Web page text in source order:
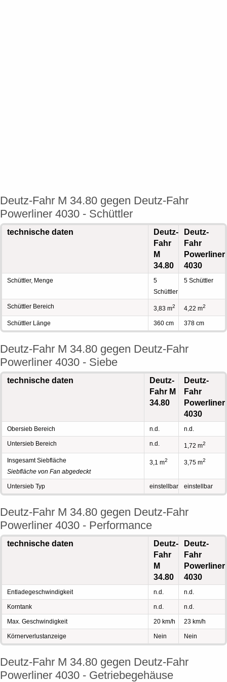
Deutz-Fahr M 34.80 gegen Deutz-Fahr
Powerliner 4030 - Schüttler
technische daten
Deutz-
Fahr
M
34.80
Deutz-
Fahr
Powerliner
4030
Schüttler, Menge
5
Schüttler
5 Schüttler
Schüttler Bereich 3,83 m2 4,22 m2
Schüttler Länge 360 cm 378 cm
Deutz-Fahr M 34.80 gegen Deutz-Fahr
Powerliner 4030 - Siebe
technische daten
Deutz-
Fahr M
34.80
Deutz-
Fahr
Powerliner
4030
Obersieb Bereich n.d. n.d.
Untersieb Bereich n.d. 1,72 m2
Insgesamt Siebfläche
Siebfläche von Fan abgedeckt
3,1 m2 3,75 m2
Untersieb Typ einstellbar einstellbar
Deutz-Fahr M 34.80 gegen Deutz-Fahr
Powerliner 4030 - Performance
technische daten
Deutz-
Fahr
M
34.80
Deutz-
Fahr
Powerliner
4030
Entladegeschwindigkeit n.d. n.d.
Korntank n.d. n.d.
Max. Geschwindigkeit 20 km/h 23 km/h
Körnerverlustanzeige Nein Nein
Deutz-Fahr M 34.80 gegen Deutz-Fahr
Powerliner 4030 - Getriebegehäuse